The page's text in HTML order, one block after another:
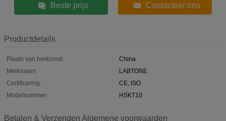
Beste prijs Contacteer ons
Productdetails
Plaats van herkomst:
China
Merknaam:
LABTONE
Certificering:
CE, ISO
Modelnummer:
HSKT10
Betalen & Verzenden Algemene voorwaarden